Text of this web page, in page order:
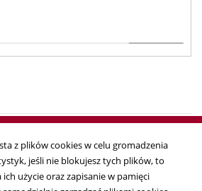
Copyright © 2018
ul. Wiejska 10, 00-902 Warszawa, tel. 22
z plików cookies w celu gromadzenia
jeśli nie blokujesz tych plików, to
ich użycie oraz zapisanie w pamięci